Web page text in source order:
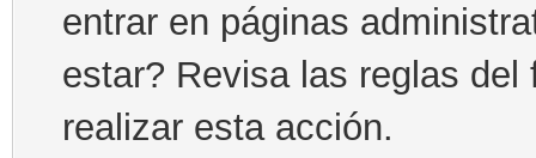
entrar en páginas
estar? Revisa las reglas
realizar esta acción.